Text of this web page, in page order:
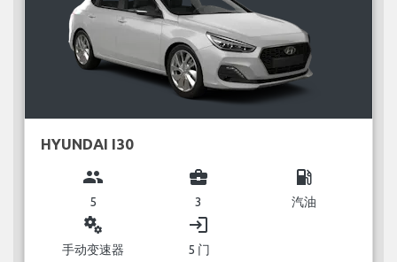
HYUNDAI I30
group
5
business_center
3
local_gas_station
汽油
miscellaneous_services
手动变速器
login
5 门